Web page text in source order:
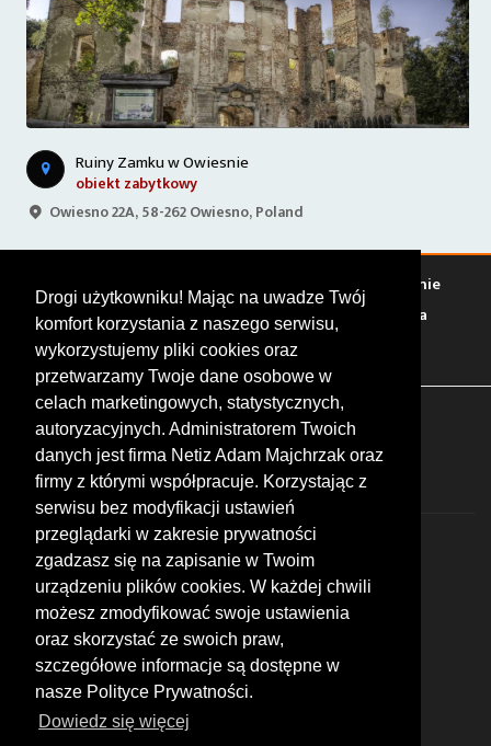
Drogi użytkowniku! Mając na uwadze Twój
komfort korzystania z naszego serwisu,
wykorzystujemy pliki cookies oraz
przetwarzamy Twoje dane osobowe w
celach marketingowych, statystycznych,
autoryzacyjnych. Administratorem Twoich
danych jest firma Netiz Adam Majchrzak oraz
firmy z którymi współpracuje. Korzystając z
serwisu bez modyfikacji ustawień
przeglądarki w zakresie prywatności
zgadzasz się na zapisanie w Twoim
urządzeniu plików cookies. W każdej chwili
możesz zmodyfikować swoje ustawienia
oraz skorzystać ze swoich praw,
szczegółowe informacje są dostępne w
nasze Polityce Prywatności.
Dowiedz się więcej
Ruiny Zamku w Owiesnie
obiekt zabytkowy
Owiesno 22A, 58-262 Owiesno, Poland
Warto zobaczyć Serwisy Stacje paliw
Jedzenie
Bary Zakwaterowanie Tory Zloty Rajdy
Spotkania
Targi Giełdy Szkolenia
FOLLOW US
© 2026 by MotoWhizzer.com
All rights reserved.
KONTAKT
ul. Chopina 16, I piętro
47-400 Racibórz